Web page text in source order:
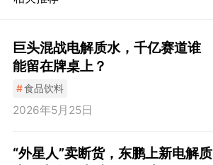
巨头混战电解质水，千亿赛道谁
能留在牌桌上？
#食品饮料
2026年5月25日
“外星人”卖断货，东鹏上新电解质